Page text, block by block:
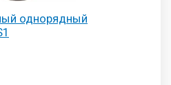
однорядный